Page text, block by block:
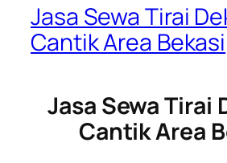
Jasa Sewa Tirai
Cantik Area Bekasi
Jasa Sewa Tirai
Cantik Area